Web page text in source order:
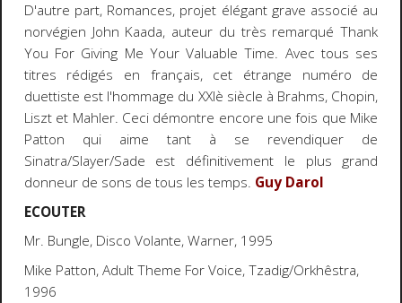
D'autre part, Romances, projet élégant grave associé au
norvégien John Kaada, auteur du très remarquéThank
You For Giving Me Your Valuable Time. Avec tous ses
titres rédigés en français, cet étrange numéro de
duettiste est l'hommage du XXIè siècle à Brahms, Chopin,
Liszt et Mahler. Ceci démontre encore une fois que Mike
Patton qui aime tant à se revendiquer de
Sinatra/Slayer/Sade est définitivement le plus grand
donneur de sons de tous les temps. Guy Darol
ECOUTER
Mr. Bungle, Disco Volante, Warner, 1995
Mike Patton,Adult Theme For Voice, Tzadig/Orkhêstra,
1996